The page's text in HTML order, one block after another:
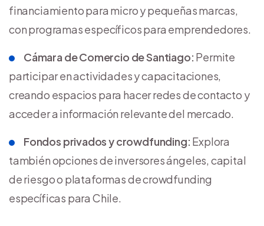
financiamiento para micro y pequeñas marcas,
con programas específicos para emprendedores.
Cámara de Comercio de Santiago: Permite
participar en actividades y capacitaciones,
creando espacios para hacer redes de contacto y
acceder a información relevante del mercado.
Fondos privados y crowdfunding: Explora
también opciones de inversores ángeles, capital
de riesgo o plataformas de crowdfunding
específicas para Chile.